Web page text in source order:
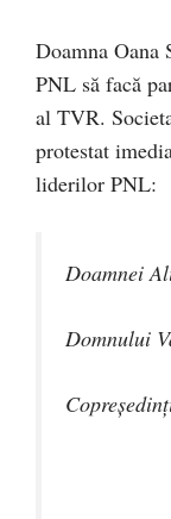
Doamna Oana
PNL să facă
al TVR.
protestat
liderilor PNL:
Doamnei
Domnului